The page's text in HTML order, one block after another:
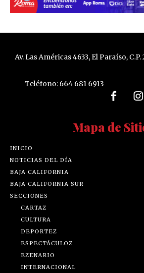
Av. Las Américas 4633, El Paraíso, C.P.
Teléfono: 664 681 6913
Mapa de
INICIO
NOTICIAS DEL DÍA
BAJA CALIFORNIA
BAJA CALIFORNIA SUR
SECCIONES
CARTAZ
CULTURA
DEPORTEZ
ESPECTÁCULOZ
EZENARIO
INTERNACIONAL